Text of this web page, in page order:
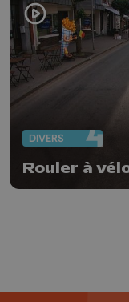
DIVERS
Rouler à